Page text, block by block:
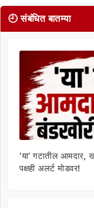
🕘 संबंधित बातम्या
‘या’ गटातील आमदार,
पक्षही अलर्ट मोडवर!